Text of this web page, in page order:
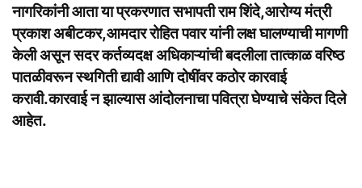
नागरिकांनी आता या प्रकरणात सभापती राम शिंदे,आरोग्य मंत्री
प्रकाश अबीटकर,आमदार रोहित पवार यांनी लक्ष घालण्याची मागणी
केली असून सदर कर्तव्यदक्ष अधिकाऱ्यांची बदलीला तात्काळ वरिष्ठ
पातळीवरून स्थगिती द्यावी आणि दोषींवर कठोर कारवाई
करावी.कारवाई न झाल्यास आंदोलनाचा पवित्रा घेण्याचे संकेत दिले
आहेत.